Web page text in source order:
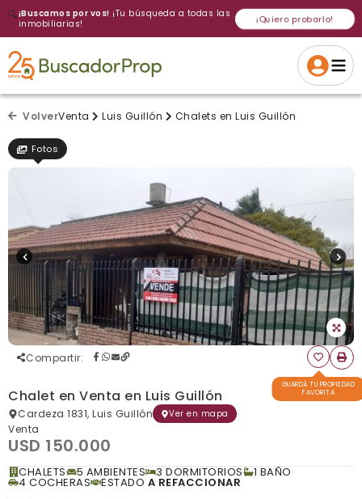
🔍¡Buscamos por vos! ¡Tu búsqueda a todas las
inmobiliarias!
¡Quiero probarlo!
Cancelar Si, eliminar
Gracias
Volver a intentar
VolverVenta Luis Guillón Chalets en Luis Guillón
Fotos
Compartir:
GUARDÁ TU PROPIEDAD
FAVORITA
Chalet en Venta en Luis Guillón
Cardeza 1831, Luis Guillón Ver en mapa
Venta
USD 150.000
CHALETS 5 AMBIENTES 3 DORMITORIOS 1 BAÑO
4 COCHERAS ESTADO A REFACCIONAR